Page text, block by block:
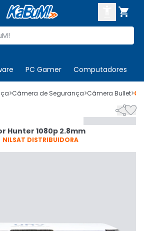

PC Gamer Computadores
conta
CADASTRE-SE
>Câmera de Segurança>Câmera Bullet>

Hunter 1080p 2.8mm
NILSAT DISTRIBUIDORA